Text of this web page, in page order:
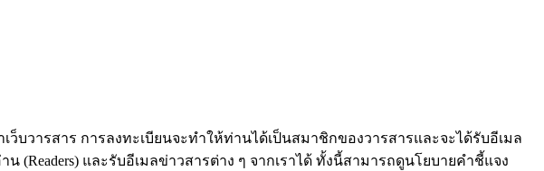
ว็บวารสาร การลงทะเบียนจะทำให้ท่านได้เป็นสมาชิกของวารสารและจะได้รับอีเมล
และรับอีเมลข่าวสารต่าง ๆ จากเราได้ ทั้งนี้สามารถดูนโยบายคำชี้แจง